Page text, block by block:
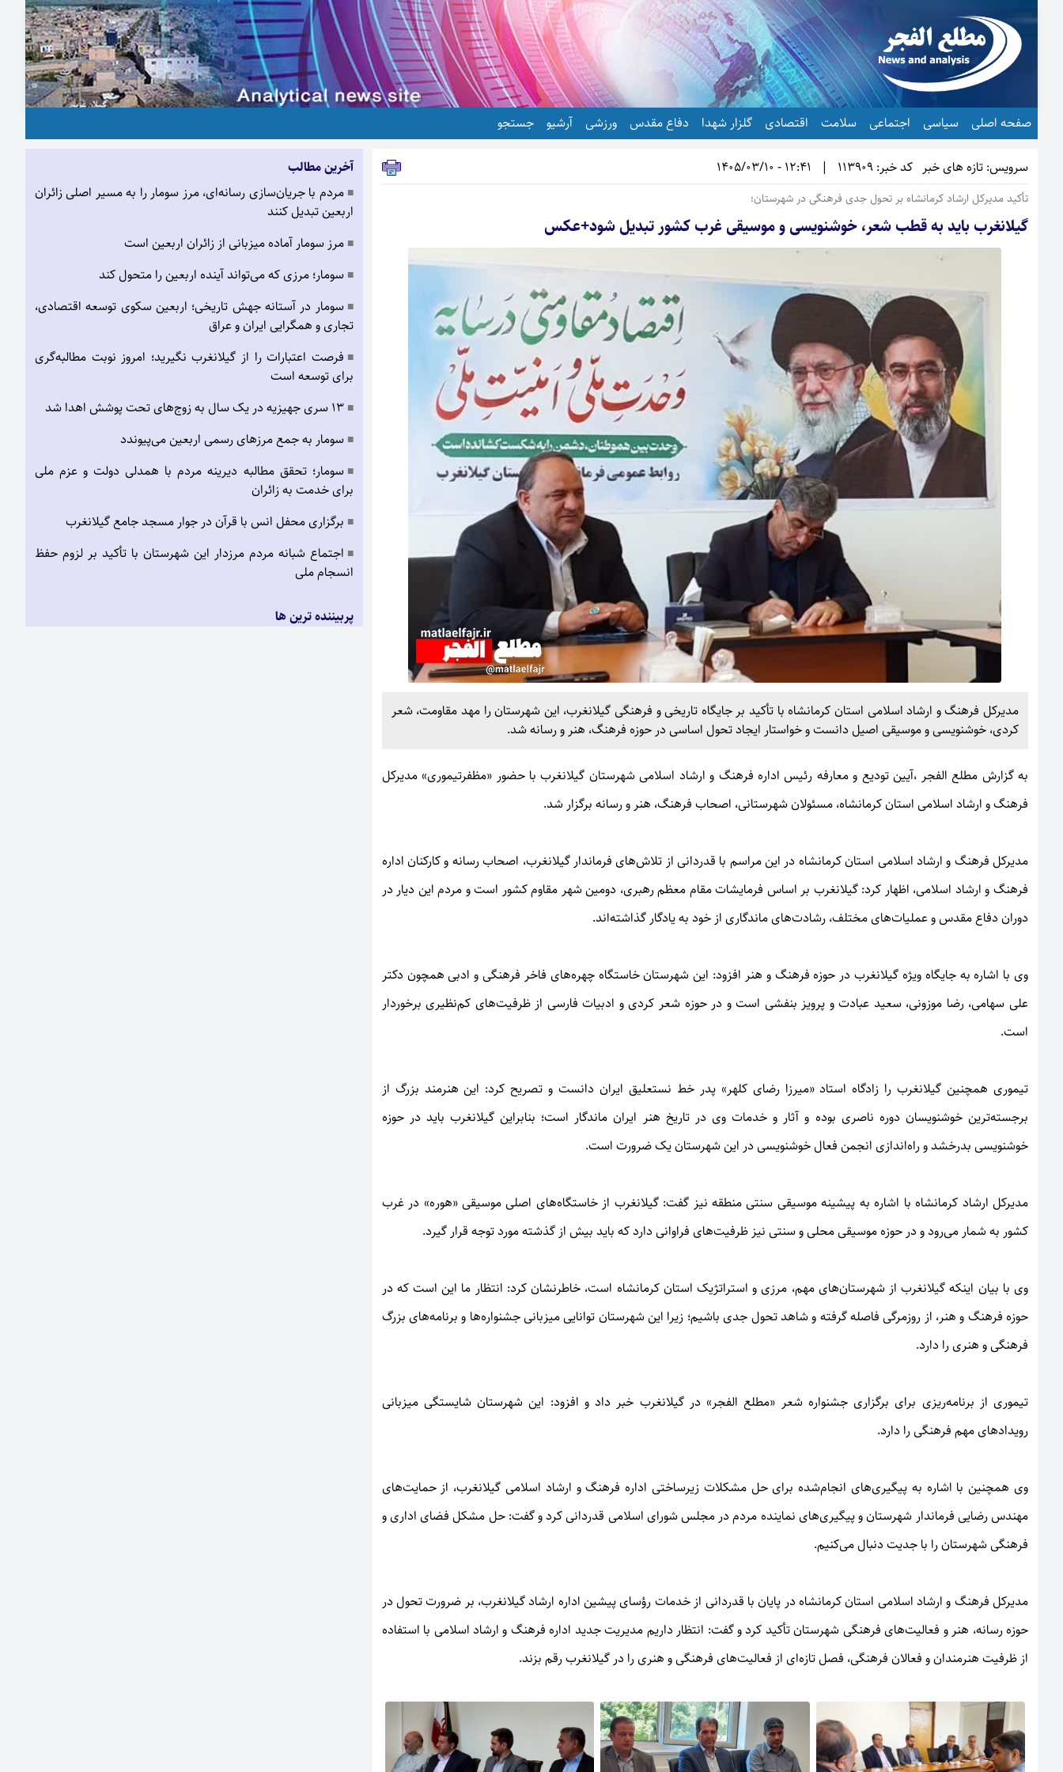
صفحه اصلی سیاسی اجتماعی سلامت اقتصادی گلزار شهدا دفاع مقدس ورزشی آرشیو جستجو
سرویس: تازه های خبر کد خبر: 113909 |
12:41 - 1405/03/10
تأکید مدیرکل ارشاد کرمانشاه بر تحول جدی فرهنگی در شهرستان؛
گیلانغرب باید به قطب شعر، خوشنویسی و موسیقی غرب کشور تبدیل شود+عکس
مدیرکل فرهنگ و ارشاد اسلامی استان کرمانشاه با تأکید بر جایگاه تاریخی و فرهنگی گیلانغرب، این شهرستان را مهد مقاومت، شعر
کردی، خوشنویسی و موسیقی اصیل دانست و خواستار ایجاد تحول اساسی در حوزه فرهنگ، هنر و رسانه شد.
به گزارش مطلع الفجر ،آیین تودیع و معارفه رئیس اداره فرهنگ و ارشاد اسلامی شهرستان گیلانغرب با حضور «مظفرتیموری» مدیرکل
فرهنگ و ارشاد اسلامی استان کرمانشاه، مسئولان شهرستانی، اصحاب فرهنگ، هنر و رسانه برگزار شد.
مدیرکل فرهنگ و ارشاد اسلامی استان کرمانشاه در این مراسم با قدردانی از تلاش‌های فرماندار گیلانغرب، اصحاب رسانه و کارکنان اداره
فرهنگ و ارشاد اسلامی، اظهار کرد: گیلانغرب بر اساس فرمایشات مقام معظم رهبری، دومین شهر مقاوم کشور است و مردم این دیار در
دوران دفاع مقدس و عملیات‌های مختلف، رشادت‌های ماندگاری از خود به یادگار گذاشته‌اند.
وی با اشاره به جایگاه ویژه گیلانغرب در حوزه فرهنگ و هنر افزود: این شهرستان خاستگاه چهره‌های فاخر فرهنگی و ادبی همچون دکتر
علی سهامی، رضا موزونی، سعید عبادت و پرویز بنفشی است و در حوزه شعر کردی و ادبیات فارسی از ظرفیت‌های کم‌نظیری برخوردار
است.
تیموری همچنین گیلانغرب را زادگاه استاد «میرزا رضای کلهر» پدر خط نستعلیق ایران دانست و تصریح کرد: این هنرمند بزرگ از
برجسته‌ترین خوشنویسان دوره ناصری بوده و آثار و خدمات وی در تاریخ هنر ایران ماندگار است؛ بنابراین گیلانغرب باید در حوزه
خوشنویسی بدرخشد و راه‌اندازی انجمن فعال خوشنویسی در این شهرستان یک ضرورت است.
مدیرکل ارشاد کرمانشاه با اشاره به پیشینه موسیقی سنتی منطقه نیز گفت: گیلانغرب از خاستگاه‌های اصلی موسیقی «هورە» در غرب
کشور به شمار می‌رود و در حوزه موسیقی محلی و سنتی نیز ظرفیت‌های فراوانی دارد که باید بیش از گذشته مورد توجه قرار گیرد.
وی با بیان اینکه گیلانغرب از شهرستان‌های مهم، مرزی و استراتژیک استان کرمانشاه است، خاطرنشان کرد: انتظار ما این است که در
حوزه فرهنگ و هنر، از روزمرگی فاصله گرفته و شاهد تحول جدی باشیم؛ زیرا این شهرستان توانایی میزبانی جشنواره‌ها و برنامه‌های بزرگ
فرهنگی و هنری را دارد.
تیموری از برنامه‌ریزی برای برگزاری جشنواره شعر «مطلع الفجر» در گیلانغرب خبر داد و افزود: این شهرستان شایستگی میزبانی
رویدادهای مهم فرهنگی را دارد.
وی همچنین با اشاره به پیگیری‌های انجام‌شده برای حل مشکلات زیرساختی اداره فرهنگ و ارشاد اسلامی گیلانغرب، از حمایت‌های
مهندس رضایی فرماندار شهرستان و پیگیری‌های نماینده مردم در مجلس شورای اسلامی قدردانی کرد و گفت: حل مشکل فضای اداری و
فرهنگی شهرستان را با جدیت دنبال می‌کنیم.
مدیرکل فرهنگ و ارشاد اسلامی استان کرمانشاه در پایان با قدردانی از خدمات رؤسای پیشین اداره ارشاد گیلانغرب، بر ضرورت تحول در
حوزه رسانه، هنر و فعالیت‌های فرهنگی شهرستان تأکید کرد و گفت: انتظار داریم مدیریت جدید اداره فرهنگ و ارشاد اسلامی با استفاده
از ظرفیت هنرمندان و فعالان فرهنگی، فصل تازه‌ای از فعالیت‌های فرهنگی و هنری را در گیلانغرب رقم بزند.
آخرین مطالب
■ مردم با جریان‌سازی رسانه‌ای، مرز سومار را به مسیر اصلی زائران
اربعین تبدیل کنند
■ مرز سومار آماده میزبانی از زائران اربعین است
■ سومار؛ مرزی که می‌تواند آینده اربعین را متحول کند
■ سومار در آستانه جهش تاریخی؛ اربعین سکوی توسعه اقتصادی،
تجاری و همگرایی ایران و عراق
■ فرصت اعتبارات را از گیلانغرب نگیرید؛ امروز نوبت مطالبه‌گری
برای توسعه است
■ ۱۳ سری جهیزیه در یک سال به زوج‌های تحت پوشش اهدا شد
■ سومار به جمع مرزهای رسمی اربعین می‌پیوندد
■ سومار؛ تحقق مطالبه دیرینه مردم با همدلی دولت و عزم ملی
برای خدمت به زائران
■ برگزاری محفل انس با قرآن در جوار مسجد جامع گیلانغرب
■ اجتماع شبانه مردم مرزدار این شهرستان با تأکید بر لزوم حفظ
انسجام ملی
پربیننده ترین ها